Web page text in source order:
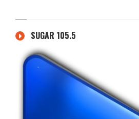
SUGAR 105.5